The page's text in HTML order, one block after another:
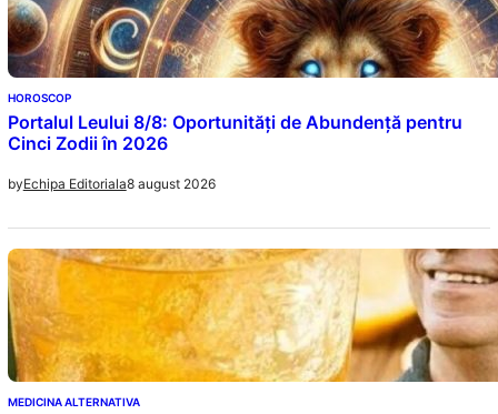
HOROSCOP
Portalul Leului 8/8: Oportunități de Abundență pentru
Cinci Zodii în 2026
byEchipa Editoriala8 august 2026
MEDICINA ALTERNATIVA